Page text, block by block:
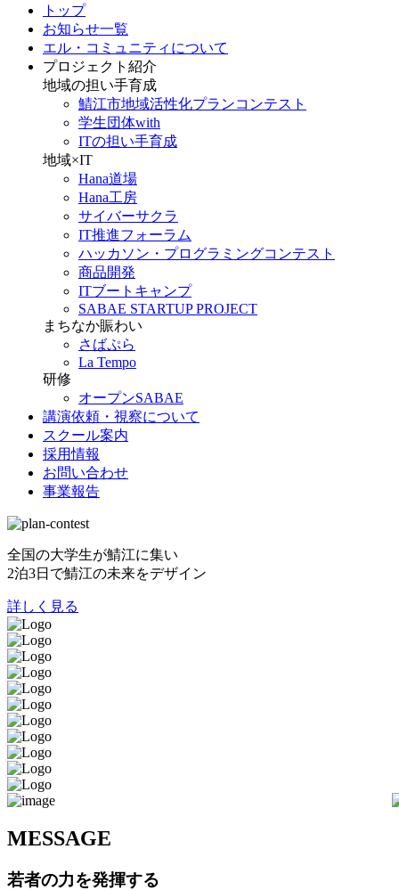
トップ
お知らせ一覧
エル・コミュニティについて
プロジェクト紹介
地域の担い手育成
鯖江市地域活性化プランコンテスト
学生団体with
ITの担い手育成
地域×IT
Hana道場
Hana工房
サイバーサクラ
IT推進フォーラム
ハッカソン・プログラミングコンテスト
商品開発
ITブートキャンプ
SABAE STARTUP PROJECT
まちなか賑わい
さばぷら
La Tempo
研修
オープンSABAE
講演依頼・視察について
スクール案内
採用情報
お問い合わせ
事業報告
全国の大学生が鯖江に集い
2泊3日で鯖江の未来をデザイン
詳しく見る
MESSAGE
若者の力を発揮する